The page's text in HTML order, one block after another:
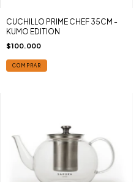
CUCHILLO PRIME CHEF 35CM -
KUMO EDITION
$100.000
COMPRAR